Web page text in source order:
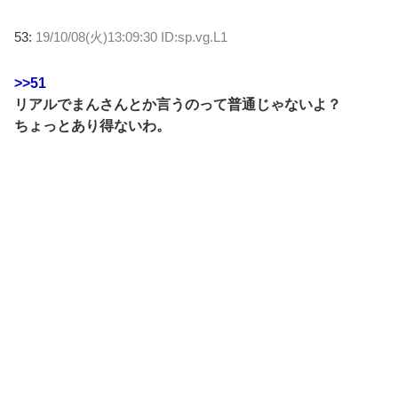
53: 19/10/08(火)13:09:30 ID:sp.vg.L1
>>51
リアルでまんさんとか言うのって普通じゃないよ？
ちょっとあり得ないわ。